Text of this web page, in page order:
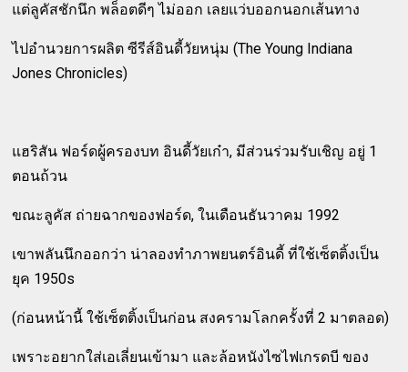
แต่ลูคัสชักนึก พล็อตดีๆ ไม่ออก เลยแว่บออกนอกเส้นทาง
ไปอำนวยการผลิต ซีรีส์อินดี้วัยหนุ่ม (The Young Indiana
Jones Chronicles)
แฮริสัน ฟอร์ดผู้ครองบท อินดี้วัยเก๋า, มีส่วนร่วมรับเชิญ อยู่ 1
ตอนถ้วน
ขณะลูคัส ถ่ายฉากของฟอร์ด, ในเดือนธันวาคม 1992
เขาพลันนึกออกว่า น่าลองทำภาพยนตร์อินดี้ ที่ใช้เซ็ตติ้งเป็น
ยุค 1950s
(ก่อนหน้านี้ ใช้เซ็ตติ้งเป็นก่อน สงครามโลกครั้งที่ 2 มาตลอด)
เพราะอยากใส่เอเลี่ยนเข้ามา และล้อหนังไซไฟเกรดบี ของ